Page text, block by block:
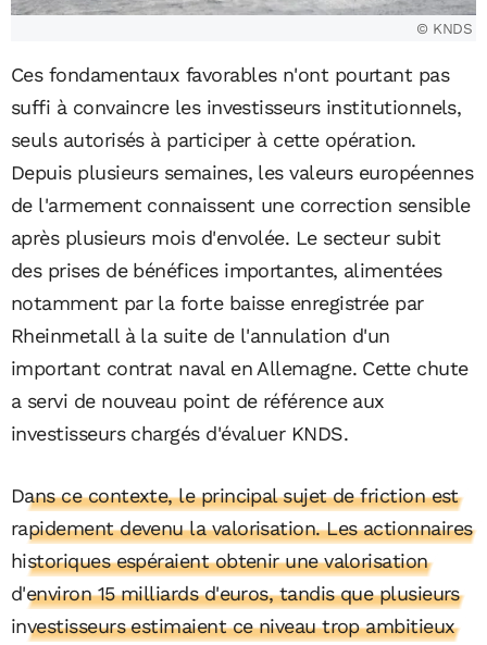
© KNDS
Ces fondamentaux favorables n'ont pourtant pas
suffi à convaincre les investisseurs institutionnels,
seuls autorisés à participer à cette opération.
Depuis plusieurs semaines, les valeurs européennes
de l'armement connaissent une correction sensible
après plusieurs mois d'envolée. Le secteur subit
des prises de bénéfices importantes, alimentées
notamment par la forte baisse enregistrée par
Rheinmetall à la suite de l'annulation d'un
important contrat naval en Allemagne. Cette chute
a servi de nouveau point de référence aux
investisseurs chargés d'évaluer KNDS.
Dans ce contexte, le principal sujet de friction est
rapidement devenu la valorisation. Les actionnaires
historiques espéraient obtenir une valorisation
d'environ 15 milliards d'euros, tandis que plusieurs
investisseurs estimaient ce niveau trop ambitieux